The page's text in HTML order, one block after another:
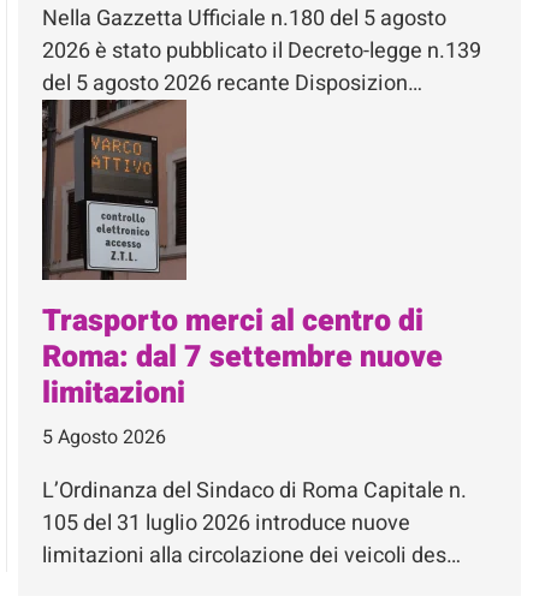
Nella Gazzetta Ufficiale n.180 del 5 agosto
2026 è stato pubblicato il Decreto-legge n.139
del 5 agosto 2026 recante Disposizion…
Trasporto merci al centro di
Roma: dal 7 settembre nuove
limitazioni
5 Agosto 2026
L’Ordinanza del Sindaco di Roma Capitale n.
105 del 31 luglio 2026 introduce nuove
limitazioni alla circolazione dei veicoli des…